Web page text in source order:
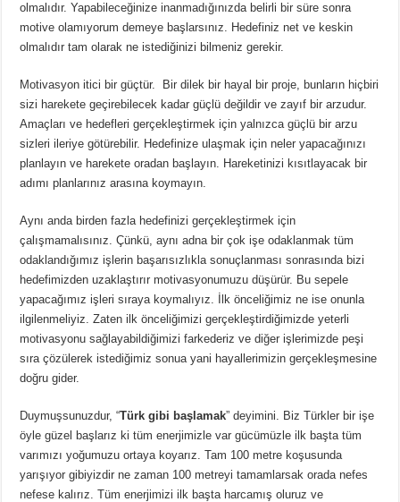
olmalıdır. Yapabileceğinize inanmadığınızda belirli bir süre sonra
motive olamıyorum demeye başlarsınız. Hedefiniz net ve keskin
olmalıdır tam olarak ne istediğinizi bilmeniz gerekir.
Motivasyon itici bir güçtür. Bir dilek bir hayal bir proje, bunların hiçbiri
sizi harekete geçirebilecek kadar güçlü değildir ve zayıf bir arzudur.
Amaçları ve hedefleri gerçekleştirmek için yalnızca güçlü bir arzu
sizleri ileriye götürebilir. Hedefinize ulaşmak için neler yapacağınızı
planlayın ve harekete oradan başlayın. Hareketinizi kısıtlayacak bir
adımı planlarınız arasına koymayın.
Aynı anda birden fazla hedefinizi gerçekleştirmek için
çalışmamalısınız. Çünkü, aynı adna bir çok işe odaklanmak tüm
odaklandığımız işlerin başarısızlıkla sonuçlanması sonrasında bizi
hedefimizden uzaklaştırır motivasyonumuzu düşürür. Bu sepele
yapacağımız işleri sıraya koymalıyız. İlk önceliğimiz ne ise onunla
ilgilenmeliyiz. Zaten ilk önceliğimizi gerçekleştirdiğimizde yeterli
motivasyonu sağlayabildiğimizi farkederiz ve diğer işlerimizde peşi
sıra çözülerek istediğimiz sonua yani hayallerimizin gerçekleşmesine
doğru gider.
Duymuşsunuzdur, “Türk gibi başlamak” deyimini. Biz Türkler bir işe
öyle güzel başlarız ki tüm enerjimizle var gücümüzle ilk başta tüm
varımızı yoğumuzu ortaya koyarız. Tam 100 metre koşusunda
yarışıyor gibiyizdir ne zaman 100 metreyi tamamlarsak orada nefes
nefese kalırız. Tüm enerjimizi ilk başta harcamış oluruz ve